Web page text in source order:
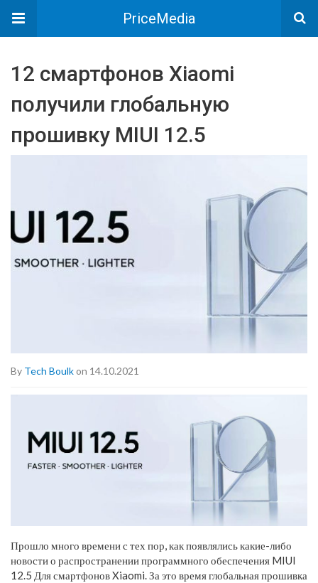
PriceMedia
12 смартфонов Xiaomi
получили глобальную
прошивку MIUI 12.5
By Tech Boulkon 14.10.2021
Прошло много времени с тех пор, как появлялись какие-либо
новости о распространении программного обеспечения MIUI
12.5 Для смартфонов Xiaomi. За это время глобальная прошивка